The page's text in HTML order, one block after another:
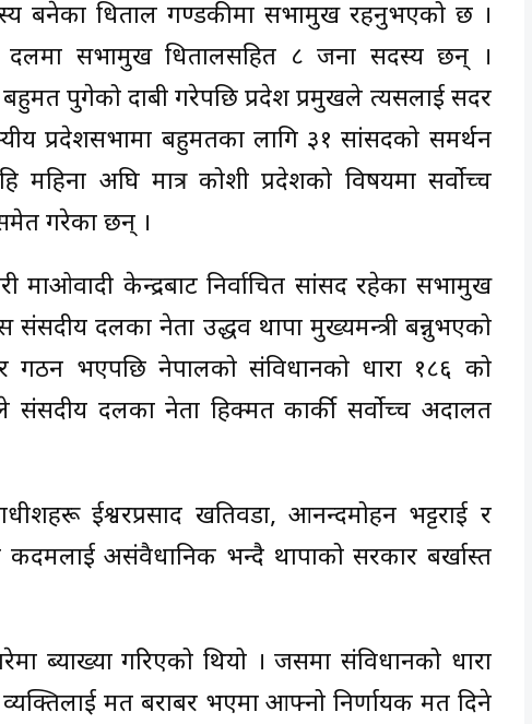
बनेका धिताल गण्डकीमा सभामुख रहनुभएको छ ।
दलमा सभामुख धितालसहित ८ जना सदस्य छन् ।
पुगेको दाबी गरेपछि प्रदेश प्रमुखले त्यसलाई सदर
प्रदेशसभामा बहुमतका लागि ३१ सांसदको समर्थन
अघि मात्र कोशी प्रदेशको विषयमा सर्वोच्च
गरेका छन् ।
माओवादी केन्द्रबाट निर्वाचित सांसद रहेका सभामुख
संसदीय दलका नेता उद्धव थापा मुख्यमन्त्री बन्नुभएको
गठन भएपछि नेपालको संविधानको धारा १८६ को
संसदीय दलका नेता हिक्मत कार्की सर्वोच्च अदालत
ईश्वरप्रसाद खतिवडा, आनन्दमोहन भट्टराई र
असंवैधानिक भन्दै थापाको सरकार बर्खास्त
ब्याख्या गरिएको थियो । जसमा संविधानको धारा
मत बराबर भएमा आफ्नो निर्णायक मत दिने